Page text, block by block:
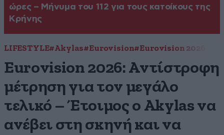
ώρες – Μήνυμα του 112 για τους κατοίκους της
Κρήνης
LIFESTYLE#Akylas#Eurovision#Eurovision 2026
Eurovision 2026: Αντίστροφη
μέτρηση για τον μεγάλο
τελικό – Έτοιμος ο Akylas να
ανέβει στη σκηνή και να